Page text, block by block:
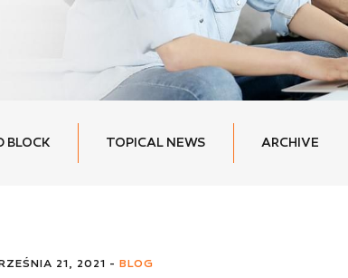
BLOCK TOPICAL NEWS ARCHIVE
21, 2021 - BLOG